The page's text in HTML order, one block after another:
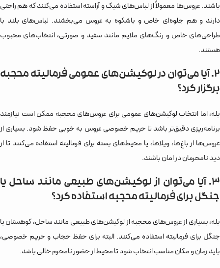
باشند. عروس‌ها معمولاً از لباس‌های شیک و آراسته استفاده می‌کنند که هم راحتی
دارند و هم جلوه‌ای خاص و باشکوه به عروس می‌بخشند. لباس‌های بلند با
طراحی‌های خاص و رنگ‌های ملایم مانند سفید و صورتی، انتخاب‌های محبوب
هستند.
2. آیا می‌توان در لوکیشن‌های عمومی فرمالیته محجبه
برگزار کرد؟
بله، اما انتخاب لوکیشن‌های عمومی برای عروس‌های محجبه ممکن است نیازمند
برنامه‌ریزی دقیق‌تر باشد تا حریم خصوصی عروس به خوبی حفظ شود. بسیاری از
عروس‌ها از باغ‌ها، ویلاها، یا محیط‌های بسته برای فرمالیته استفاده می‌کنند تا از
دید نامحرمان در امان باشند.
3. آیا می‌توان از لوکیشن‌های طبیعی مانند ساحل یا
جنگل برای فرمالیته محجبه استفاده کرد؟
بله، بسیاری از عروس‌های محجبه از لوکیشن‌های طبیعی مانند ساحل، کوهستان یا
جنگل برای فرمالیته استفاده می‌کنند. البته برای حفظ حجاب و حریم خصوصی،
باید زمان و مکان مناسب انتخاب شود تا محیط از حضور نامحرم خالی باشد.